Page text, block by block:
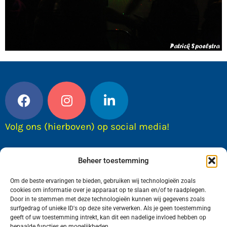
Beheer toestemming
Om de beste ervaringen te bieden, gebruiken wij technologieën zoals
cookies om informatie over je apparaat op te slaan en/of te raadplegen.
Door in te stemmen met deze technologieën kunnen wij gegevens zoals
surfgedrag of unieke ID's op deze site verwerken. Als je geen toestemming
geeft of uw toestemming intrekt, kan dit een nadelige invloed hebben op
Volg ons (hierboven) op social media!